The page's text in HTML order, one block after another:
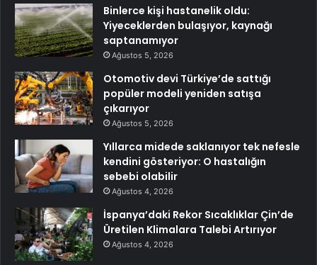
Binlerce kişi hastanelik oldu:
Yiyeceklerden bulaşıyor, kaynağı
saptanamıyor
Ağustos 5, 2026
Otomotiv devi Türkiye’de sattığı
popüler modeli yeniden satışa
çıkarıyor
Ağustos 5, 2026
Yıllarca midede saklanıyor tek nefesle
kendini gösteriyor: O hastalığın
sebebi olabilir
Ağustos 4, 2026
İspanya’daki Rekor Sıcaklıklar Çin’de
Üretilen Klimalara Talebi Artırıyor
Ağustos 4, 2026